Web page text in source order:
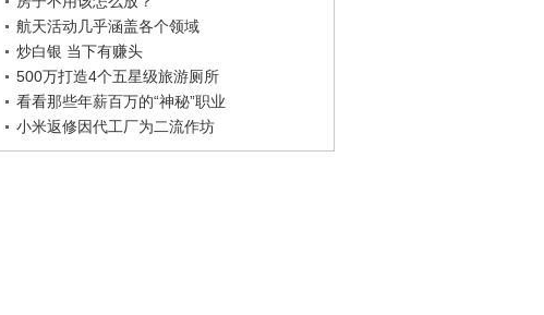
航天活动几乎涵盖各个领域
炒白银 当下有赚头
500万打造4个五星级旅游厕所
看看那些年薪百万的“神秘”职业
小米返修因代工厂为二流作坊